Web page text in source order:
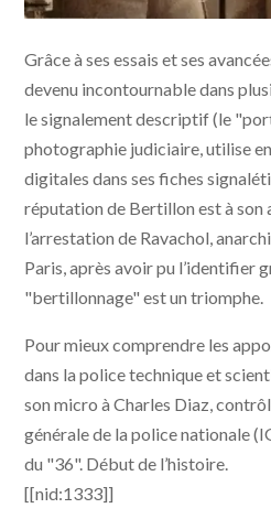
Grâce à ses essais et ses
devenu incontournable dans
le signalement descriptif (le
photographie judiciaire, utilise
digitales dans ses fiches
réputation de Bertillon est à son
l’arrestation de Ravachol,
Paris, après avoir pu l’identifier
"bertillonnage" est un triomphe.
Pour mieux comprendre les
dans la police technique et
son micro à Charles Diaz,
générale de la police nationale
du "36". Début de l’histoire.
[[nid:1333]]